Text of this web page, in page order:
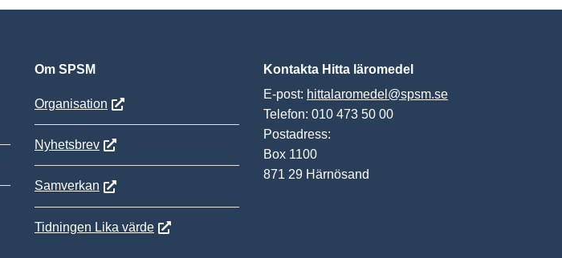
Om SPSM
Organisation
Nyhetsbrev
Samverkan
Tidningen Lika värde
Kontakta Hitta läromedel
E-post: hittalaromedel@spsm.se
Telefon: 010 473 50 00
Postadress:
Box 1100
871 29 Härnösand